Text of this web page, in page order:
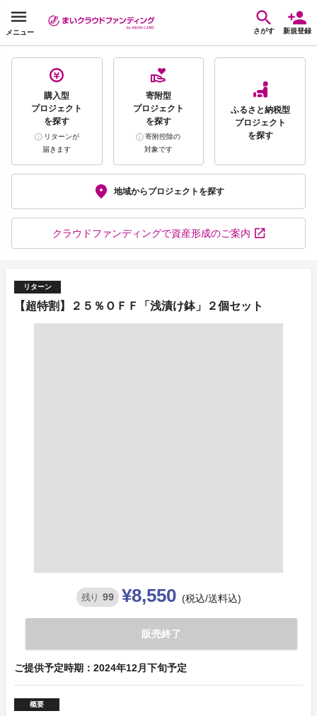
メニュー さがす 新規登録
購入型
プロジェクト
を探す
リターンが
届きます
寄附型
プロジェクト
を探す
寄附控除の
対象です
ふるさと納税型
プロジェクト
を探す
地域からプロジェクトを探す
クラウドファンディングで資産形成のご案内
リターン
【超特割】２５％ＯＦＦ「浅漬け鉢」２個セット
残り 99 ¥8,550 (税込/送料込)
販売終了
ご提供予定時期：2024年12月下旬予定
概要